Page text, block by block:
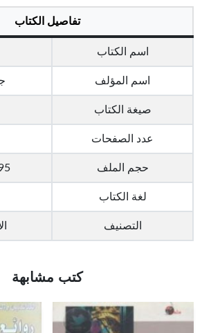
تفاصيل الكتاب
اسم الكتاب
اسم المؤلف
صيغة الكتاب
عدد الصفحات
حجم الملف 1.95
لغة الكتاب
التصنيف
كتب مشابهة